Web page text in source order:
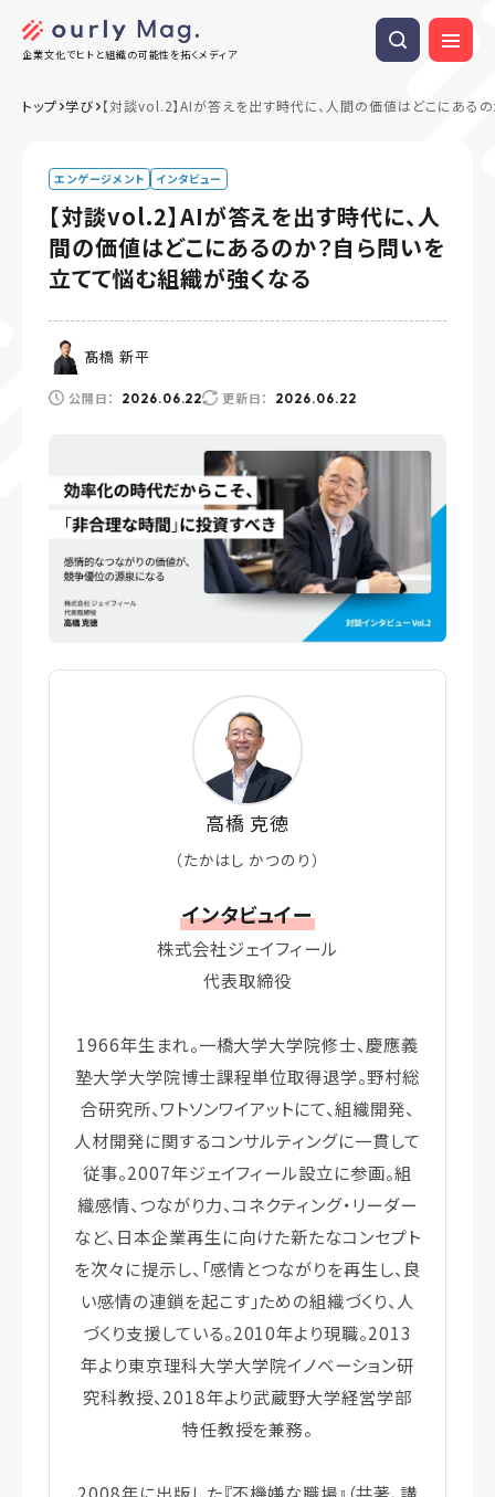
企業文化でヒトと組織の可能性を拓くメディア
トップ 学び 【対談vol.2】AIが答えを出す時代に、人間の価値はどこにある
エンゲージメント インタビュー
【対談vol.2】AIが答えを出す時代に、人
間の価値はどこにあるのか？自ら問いを
立てて悩む組織が強くなる
髙橋 新平
公開日： 2026.06.22 更新日： 2026.06.22
高橋 克徳
（たかはし かつのり）
インタビュイー
株式会社ジェイフィール
代表取締役
1966年生まれ。一橋大学大学院修士、慶應義
塾大学大学院博士課程単位取得退学。野村総
合研究所、ワトソンワイアットにて、組織開発、
人材開発に関するコンサルティングに一貫して
従事。2007年ジェイフィール設立に参画。組
織感情、つながり力、コネクティング・リーダー
など、日本企業再生に向けた新たなコンセプト
を次々に提示し、「感情とつながりを再生し、良
い感情の連鎖を起こす」ための組織づくり、人
づくり支援している。2010年より現職。2013
年より東京理科大学大学院イノベーション研
究科教授、2018年より武蔵野大学経営学部
特任教授を兼務。